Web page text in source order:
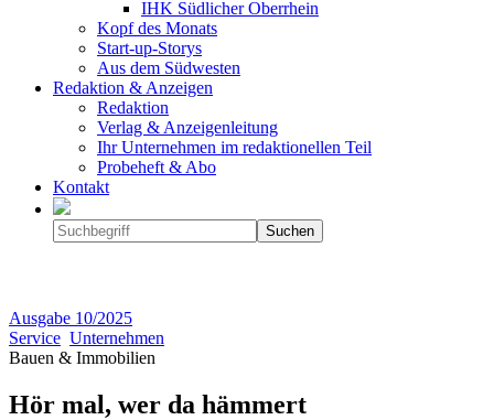
IHK Südlicher Oberrhein
Kopf des Monats
Start-up-Storys
Aus dem Südwesten
Redaktion & Anzeigen
Redaktion
Verlag & Anzeigenleitung
Ihr Unternehmen im redaktionellen Teil
Probeheft & Abo
Kontakt
Ausgabe 10/2025
Service Unternehmen
Bauen & Immobilien
Hör mal, wer da hämmert